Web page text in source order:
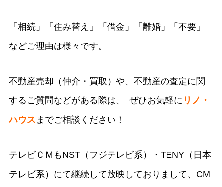
「相続」「住み替え」「借金」「離婚」「不要」
などご理由は様々です。
不動産売却（仲介・買取）や、不動産の査定に関
するご質問などがある際は、 ぜひお気軽に リノ・
ハウス までご相談ください！
テレビＣＭもNST（フジテレビ系）・TENY（日本
テレビ系）にて継続して放映しておりまして、CM